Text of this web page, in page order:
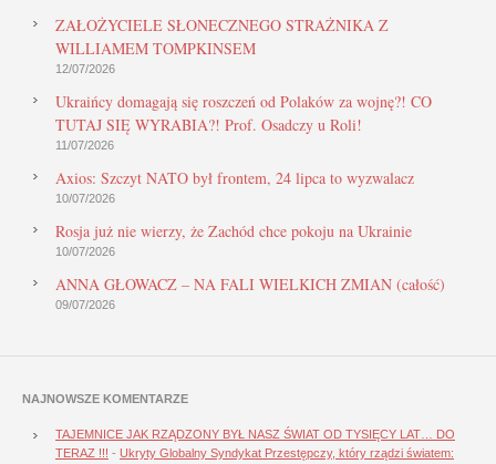
ZAŁOŻYCIELE SŁONECZNEGO STRAŻNIKA Z
WILLIAMEM TOMPKINSEM
12/07/2026
Ukraińcy domagają się roszczeń od Polaków za wojnę?! CO
TUTAJ SIĘ WYRABIA?! Prof. Osadczy u Roli!
11/07/2026
Axios: Szczyt NATO był frontem, 24 lipca to wyzwalacz
10/07/2026
Rosja już nie wierzy, że Zachód chce pokoju na Ukrainie
10/07/2026
ANNA GŁOWACZ – NA FALI WIELKICH ZMIAN (całość)
09/07/2026
NAJNOWSZE KOMENTARZE
TAJEMNICE JAK RZĄDZONY BYŁ NASZ ŚWIAT OD TYSIĘCY LAT… DO
TERAZ !!! - Ukryty Globalny Syndykat Przestępczy, który rządzi światem: